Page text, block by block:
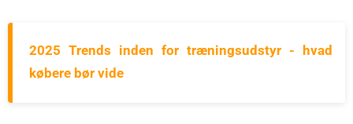
2025 Trends inden for træningsudstyr - hvad
købere bør vide